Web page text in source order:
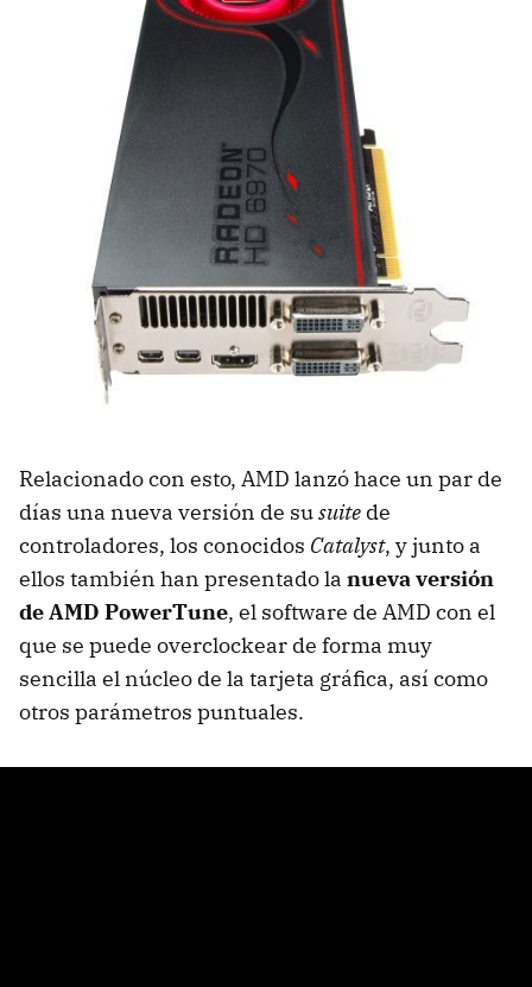
Relacionado con esto, AMD lanzó hace un par de
días una nueva versión de susuite de
controladores, los conocidos Catalyst, y junto a
ellos también han presentado la nueva versión
deAMD PowerTune, el software de AMD con el
que se puede overclockear de forma muy
sencilla el núcleo de la tarjeta gráfica, así como
otros parámetros puntuales.